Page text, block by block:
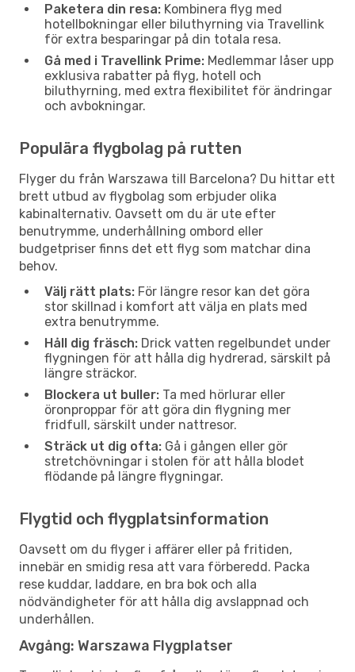
Paketera din resa: Kombinera flyg med
hotellbokningar eller biluthyrning via Travellink
för extra besparingar på din totala resa.
Gå med i Travellink Prime: Medlemmar låser upp
exklusiva rabatter på flyg, hotell och
biluthyrning, med extra flexibilitet för ändringar
och avbokningar.
Populära flygbolag på rutten
Flyger du från Warszawa till Barcelona? Du hittar ett
brett utbud av flygbolag som erbjuder olika
kabinalternativ. Oavsett om du är ute efter
benutrymme, underhållning ombord eller
budgetpriser finns det ett flyg som matchar dina
behov.
Välj rätt plats: För längre resor kan det göra
stor skillnad i komfort att välja en plats med
extra benutrymme.
Håll dig fräsch: Drick vatten regelbundet under
flygningen för att hålla dig hydrerad, särskilt på
längre sträckor.
Blockera ut buller: Ta med hörlurar eller
öronproppar för att göra din flygning mer
fridfull, särskilt under nattresor.
Sträck ut dig ofta: Gå i gången eller gör
stretchövningar i stolen för att hålla blodet
flödande på längre flygningar.
Flygtid och flygplatsinformation
Oavsett om du flyger i affärer eller på fritiden,
innebär en smidig resa att vara förberedd. Packa
rese kuddar, laddare, en bra bok och alla
nödvändigheter för att hålla dig avslappnad och
underhållen.
Avgång: Warszawa Flygplatser